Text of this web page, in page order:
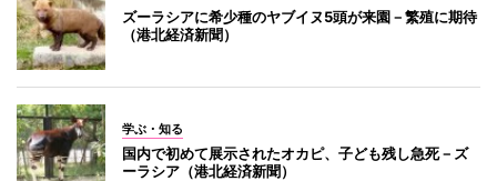
ズーラシアに希少種のヤブイヌ5頭が来園－繁殖に期待
（港北経済新聞）
学ぶ・知る
国内で初めて展示されたオカピ、子ども残し急死－ズ
ーラシア（港北経済新聞）